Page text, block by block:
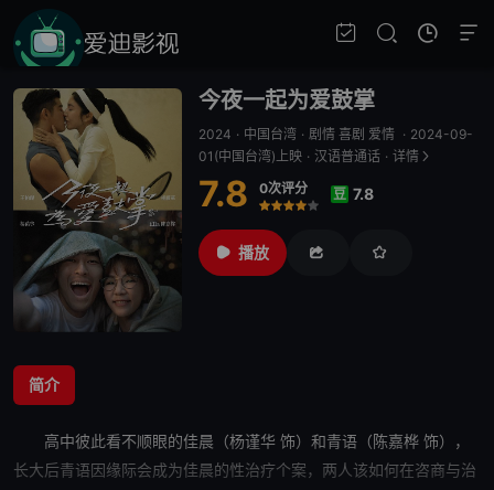
今夜一起为爱鼓掌
2024 · 中国台湾 · 剧情 喜剧 爱情 · 2024-09-
01(中国台湾)上映 · 汉语普通话 · 详情
7.8 0次评分
很差
较差
还行推荐力荐
豆 7.8
播放
简介
高中彼此看不顺眼的佳晨（杨谨华 饰）和青语（陈嘉桦 饰），
长大后青语因缘际会成为佳晨的性治疗个案，两人该如何在咨商与治